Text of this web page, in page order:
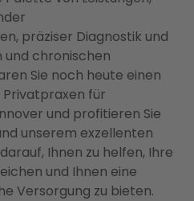
präziser Diagnostik und
und chronischen
Sie noch heute einen
für
und profitieren Sie
unserem exzellenten
Ihnen zu helfen, Ihre
und Ihnen eine
Versorgung zu bieten.